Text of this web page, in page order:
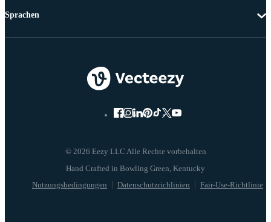
© 2026 Eezy LLC Alle Rechte vorbehalten
Nutzungsbedingungen Datenschutzrichlinien Fair-Use-Richtlinie
Sprachen